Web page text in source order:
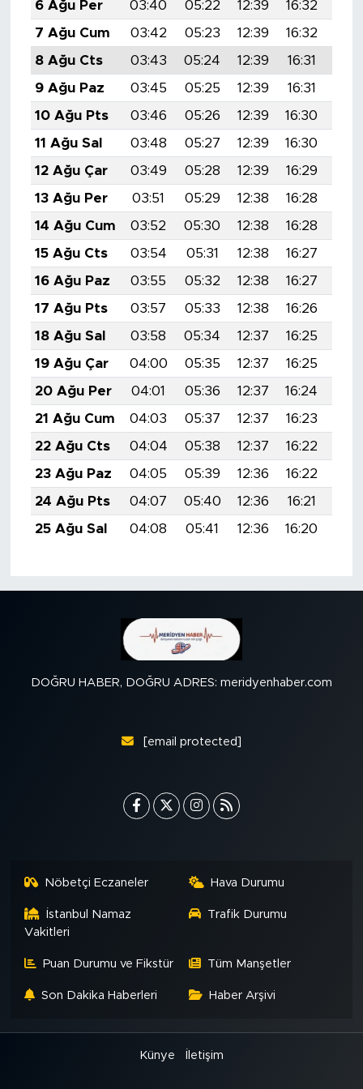
6 Ağu Per
03:40 05:22 12:39 16:32
7 Ağu Cum
03:42 05:23 12:39 16:32
8 Ağu Cts
03:43 05:24 12:39 16:31
9 Ağu Paz
03:45 05:25 12:39 16:31
10 Ağu Pts
03:46 05:26 12:39 16:30
11 Ağu Sal
03:48 05:27 12:39 16:30
12 Ağu Çar
03:49 05:28 12:39 16:29
13 Ağu Per
03:51 05:29 12:38 16:28
14 Ağu Cum
03:52 05:30 12:38 16:28
15 Ağu Cts
03:54 05:31 12:38 16:27
16 Ağu Paz
03:55 05:32 12:38 16:27
17 Ağu Pts
03:57 05:33 12:38 16:26
18 Ağu Sal
03:58 05:34 12:37 16:25
19 Ağu Çar
04:00 05:35 12:37 16:25
20 Ağu Per
04:01 05:36 12:37 16:24
21 Ağu Cum
04:03 05:37 12:37 16:23
22 Ağu Cts
04:04 05:38 12:37 16:22
23 Ağu Paz
04:05 05:39 12:36 16:22
24 Ağu Pts
04:07 05:40 12:36 16:21
25 Ağu Sal
04:08 05:41 12:36 16:20
DOĞRU HABER, DOĞRU ADRES: meridyenhaber.com
[email protected]
Nöbetçi Eczaneler Hava Durumu
İstanbul Namaz
Vakitleri
Trafik Durumu
Puan Durumu ve Fikstür Tüm Manşetler
Son Dakika Haberleri Haber Arşivi
Künye İletişim